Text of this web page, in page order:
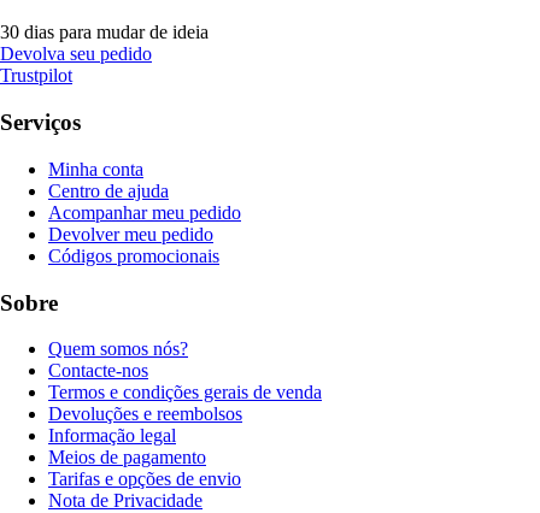
30 dias para mudar de ideia
Devolva seu pedido
Trustpilot
Serviços
Minha conta
Centro de ajuda
Acompanhar meu pedido
Devolver meu pedido
Códigos promocionais
Sobre
Quem somos nós?
Contacte-nos
Termos e condições gerais de venda
Devoluções e reembolsos
Informação legal
Meios de pagamento
Tarifas e opções de envio
Nota de Privacidade